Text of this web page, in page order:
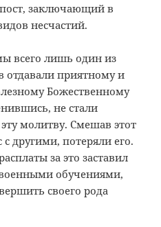
заключающий в
несчастий.
всего лишь один из
отдавали приятному и
Божественному
не стали
эту молитву. Смешав этот
другими, потеряли его.
за это заставил
обучениями,
своего рода